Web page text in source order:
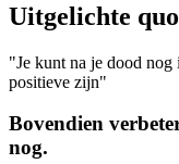
Uitgelichte
Je kunt na je dood nog
positieve zijn
Bovendien
nog.